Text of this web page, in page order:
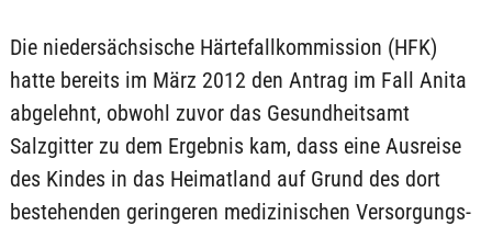
Die niedersächsische Härtefallkommission (HFK)
hatte bereits im März 2012 den Antrag im Fall Anita
abgelehnt, obwohl zuvor das Gesundheitsamt
Salzgitter zu dem Ergebnis kam, dass eine Ausreise
des Kindes in das Heimatland auf Grund des dort
bestehenden geringeren medizinischen Versorgungs-